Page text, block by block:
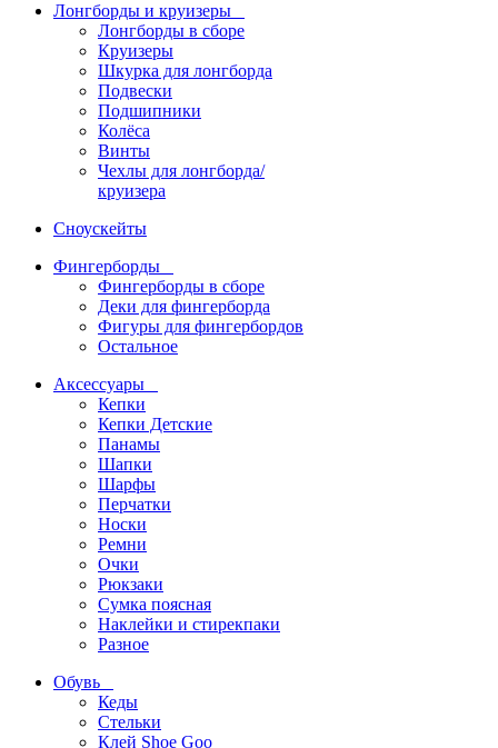
Лонгборды и круизеры
Лонгборды в сборе
Круизеры
Шкурка для лонгборда
Подвески
Подшипники
Колёса
Винты
Чехлы для лонгборда/
круизера
Сноускейты
Фингерборды
Фингерборды в сборе
Деки для фингерборда
Фигуры для фингербордов
Остальное
Аксессуары
Кепки
Кепки Детские
Панамы
Шапки
Шарфы
Перчатки
Носки
Ремни
Очки
Рюкзаки
Сумка поясная
Наклейки и стирекпаки
Разное
Обувь
Кеды
Стельки
Клей Shoe Goo